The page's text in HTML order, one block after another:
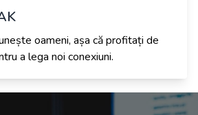
oameni, așa că profitați de
a lega noi conexiuni.